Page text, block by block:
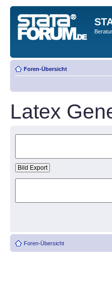
Foren-Übersicht
Latex
Foren-Übersicht